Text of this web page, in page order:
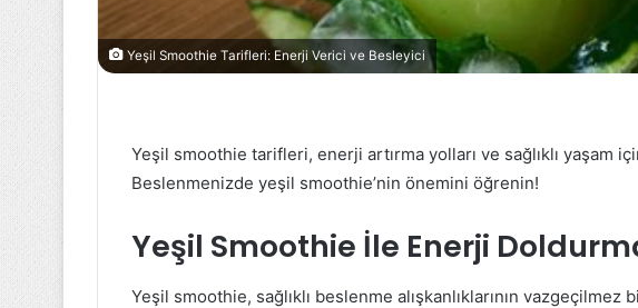
Yeşil Smoothie Tarifleri: Enerji Verici ve Besleyici
Yeşil smoothie tarifleri, enerji artırma yolları ve sağlıklı yaşam
Beslenmenizde yeşil smoothie’nin önemini öğrenin!
Yeşil Smoothie İle Enerji
Yeşil smoothie, sağlıklı beslenme alışkanlıklarının vazgeçilmez